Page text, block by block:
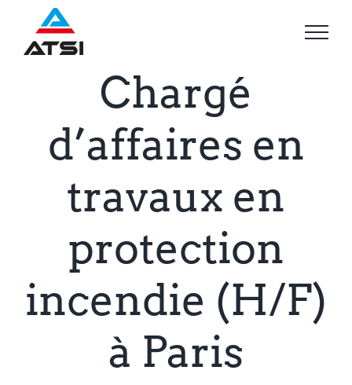
contenu
Chargé
d’affaires en
travaux en
protection
incendie (H/F)
à Paris